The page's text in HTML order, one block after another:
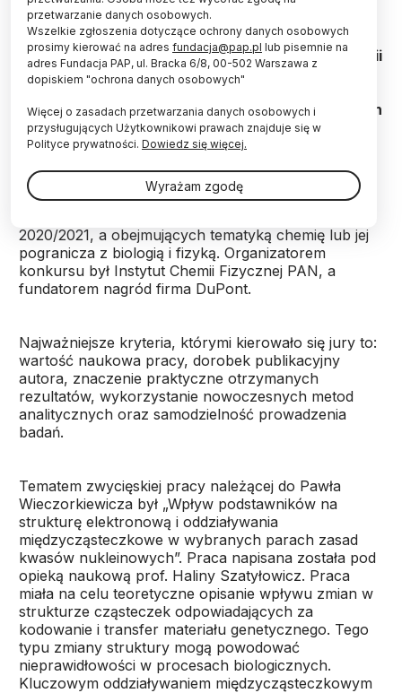
Paweł Wieczorkiewicz z Wydziału Chemicznego
Politechniki Warszawskiej został lauretaem
pierwszej nagrody w konkursie Złoty Medal Chemii
2021. Tematem zwycięskiej pracy dyplomowej był
wpływ podstawników na strukturę elektronową i
oddziaływania międzycząsteczkowe w wybranych
parach zasad kwasów nukleinowych.
Złoty Medal Chemii skierowany był do autorów
nowatorskich prac licencjackich lub inżynierskich,
2020/2021, a obejmujących tematyką chemię lub jej
pogranicza z biologią i fizyką. Organizatorem
konkursu był Instytut Chemii Fizycznej PAN, a
fundatorem nagród firma DuPont.
Najważniejsze kryteria, którymi kierowało się jury to:
wartość naukowa pracy, dorobek publikacyjny
autora, znaczenie praktyczne otrzymanych
rezultatów, wykorzystanie nowoczesnych metod
analitycznych oraz samodzielność prowadzenia
badań.
Tematem zwycięskiej pracy należącej do Pawła
Wieczorkiewicza był „Wpływ podstawników na
strukturę elektronową i oddziaływania
międzycząsteczkowe w wybranych parach zasad
kwasów nukleinowych”. Praca napisana została pod
opieką naukową prof. Haliny Szatyłowicz. Praca
miała na celu teoretyczne opisanie wpływu zmian w
strukturze cząsteczek odpowiadających za
kodowanie i transfer materiału genetycznego. Tego
typu zmiany struktury mogą powodować
nieprawidłowości w procesach biologicznych.
Kluczowym oddziaływaniem międzycząsteczkowym
przetwarzanie danych osobowych.
Wszelkie zgłoszenia dotyczące ochrony danych osobowych
prosimy kierować na adres fundacja@pap.pl lub pisemnie na
adres Fundacja PAP, ul. Bracka 6/8, 00-502 Warszawa z
dopiskiem "ochrona danych osobowych"
Więcej o zasadach przetwarzania danych osobowych i
przysługujących Użytkownikowi prawach znajduje się w
Polityce prywatności. Dowiedz się więcej.
Wyrażam zgodę